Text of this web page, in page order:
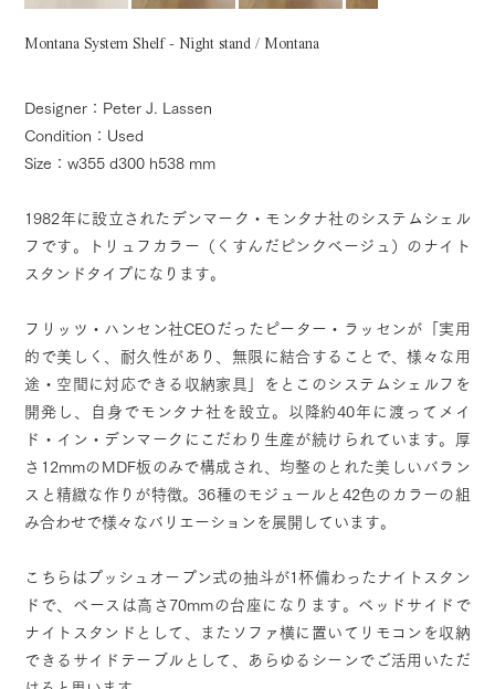
Montana System Shelf - Night stand / Montana
Designer：Peter J. Lassen
Condition：Used
Size：w355 d300 h538 mm
1982年に設立されたデンマーク・モンタナ社のシステムシェル
フです。トリュフカラー（くすんだピンクベージュ）のナイト
スタンドタイプになります。
フリッツ・ハンセン社CEOだったピーター・ラッセンが「実用
的で美しく、耐久性があり、無限に結合することで、様々な用
途・空間に対応できる収納家具」をとこのシステムシェルフを
開発し、自身でモンタナ社を設立。以降約40年に渡ってメイ
ド・イン・デンマークにこだわり生産が続けられています。厚
さ12mmのMDF板のみで構成され、均整のとれた美しいバラン
スと精緻な作りが特徴。36種のモジュールと42色のカラーの組
み合わせで様々なバリエーションを展開しています。
こちらはプッシュオープン式の抽斗が1杯備わったナイトスタン
ドで、ベースは高さ70mmの台座になります。ベッドサイドで
ナイトスタンドとして、またソファ横に置いてリモコンを収納
できるサイドテーブルとして、あらゆるシーンでご活用いただ